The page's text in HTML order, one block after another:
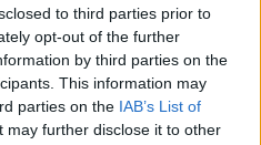
to third parties prior to
opt-out of the further
by third parties on the
This information may
parties on the IAB’s List of
may further disclose it to other